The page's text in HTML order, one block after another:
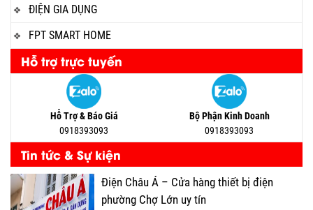
ĐIỆN GIA DỤNG
FPT SMART HOME
Hỗ trợ trực tuyến
Hỗ Trợ & Báo Giá
0918393093
Bộ Phận Kinh Doanh
0918393093
Tin tức & Sự kiện
Điện Châu Á – Cửa hàng thiết bị điện
phường Chợ Lớn uy tín